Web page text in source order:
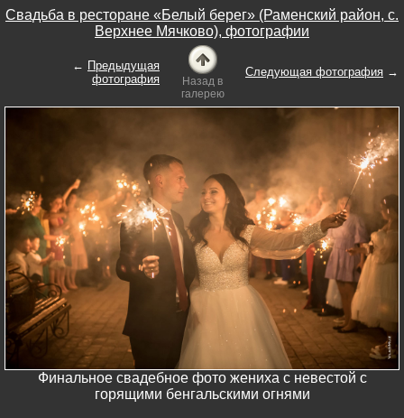
Свадьба в ресторане «Белый берег» (Раменский район, с.
Верхнее Мячково), фотографии
← Предыдущая
фотография
Назад в
галерею
Следующая фотография →
Финальное свадебное фото жениха с невестой с
горящими бенгальскими огнями